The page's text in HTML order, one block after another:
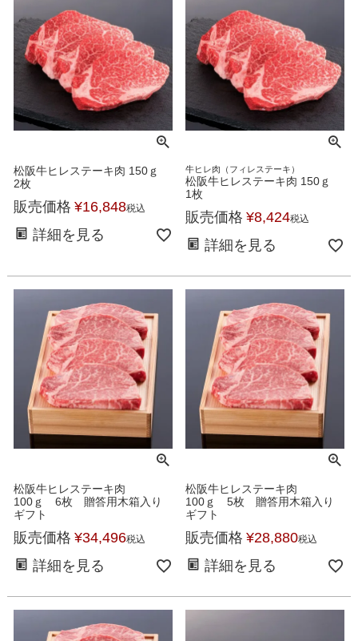
松阪牛ヒレステーキ肉 150ｇ
2枚
販売価格 ¥16,848税込
詳細を見る
牛ヒレ肉（フィレステーキ）
松阪牛ヒレステーキ肉 150ｇ
1枚
販売価格 ¥8,424税込
詳細を見る
松阪牛ヒレステーキ肉
100ｇ 6枚 贈答用木箱入り
ギフト
販売価格 ¥34,496税込
詳細を見る
松阪牛ヒレステーキ肉
100ｇ 5枚 贈答用木箱入り
ギフト
販売価格 ¥28,880税込
詳細を見る